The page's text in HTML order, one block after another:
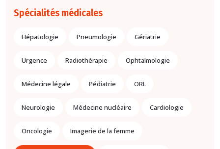
Spécialités médicales
Hépatologie Pneumologie Gériatrie
Urgence Radiothérapie Ophtalmologie
Médecine légale Pédiatrie ORL
Neurologie Médecine nucléaire Cardiologie
Oncologie Imagerie de la femme